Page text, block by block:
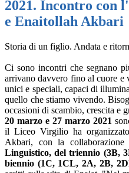
2021. Incontro con
e Enaitollah Akbari
Storia di un figlio. Andata e
Ci sono incontri che segnano
arrivano davvero fino al cuore e
unici e speciali, capaci di
quello che stiamo vivendo.
occasioni di scambio, crescita e
20 marzo e 27 marzo 2021
il Liceo Virgilio ha
Akbari, con la collaborazione
Linguistico, del triennio (3B,
biennio (1C, 1CL, 2A, 2B,